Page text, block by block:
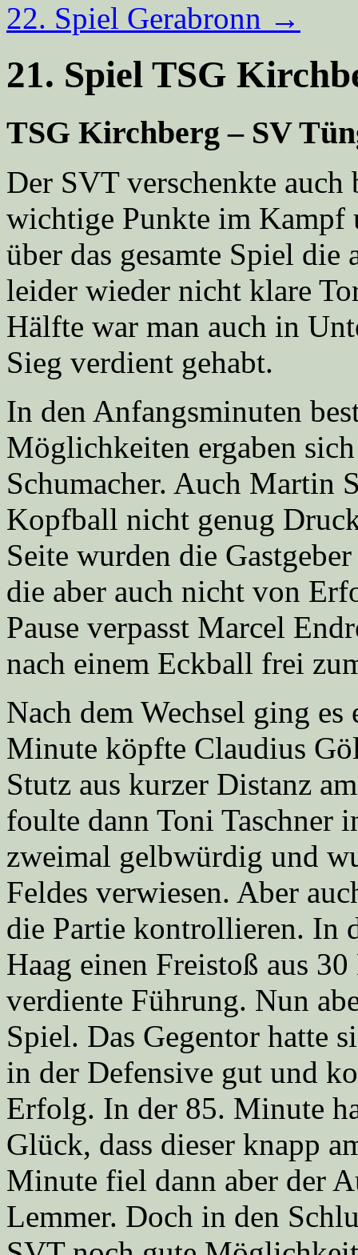
22. Spiel Gerabronn →
21. Spiel TSG
TSG Kirchberg – SV
Der SVT verschenkte
wichtige Punkte im Kampf
über das gesamte Spiel
leider wieder nicht klare
Hälfte war man auch in
Sieg verdient gehabt.
In den Anfangsminuten
Möglichkeiten ergaben
Schumacher. Auch Martin
Kopfball nicht genug
Seite wurden die
die aber auch nicht von
Pause verpasst Marcel
nach einem Eckball frei
Nach dem Wechsel ging
Minute köpfte Claudius
Stutz aus kurzer Distanz
foulte dann Toni Taschner
zweimal gelbwürdig und
Feldes verwiesen. Aber
die Partie kontrollieren. In
Haag einen Freistoß aus
verdiente Führung. Nun
Spiel. Das Gegentor hatte
in der Defensive gut und
Erfolg. In der 85. Minute
Glück, dass dieser knapp
Minute fiel dann aber der
Lemmer. Doch in den